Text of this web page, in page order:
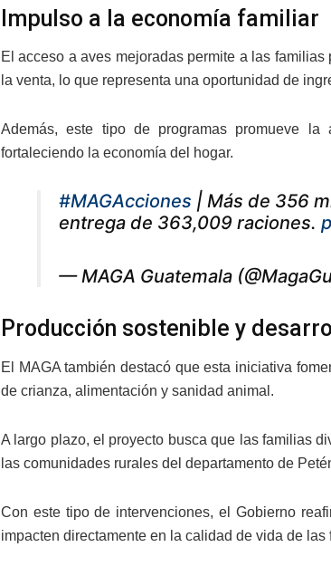
Impulso a la economía familiar
El acceso a aves mejoradas permite a las
la venta, lo que representa una oportunidad de
Además, este tipo de programas promueve
fortaleciendo la economía del hogar.
#MAGAcciones | Más de 356
entrega de 363,009 raciones.
— MAGA Guatemala
Producción sostenible y
El MAGA también destacó que esta iniciativa
de crianza, alimentación y sanidad animal.
A largo plazo, el proyecto busca que las familias
las comunidades rurales del departamento de
Con este tipo de intervenciones, el Gobierno
impacten directamente en la calidad de vida de las